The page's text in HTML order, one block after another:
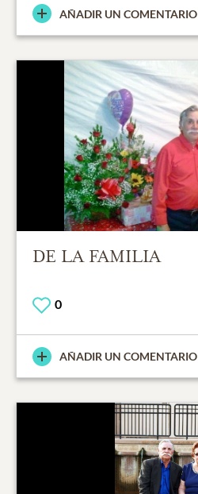
AÑADIR UN COMENTARIO
DE LA FAMILIA
0
AÑADIR UN COMENTARIO